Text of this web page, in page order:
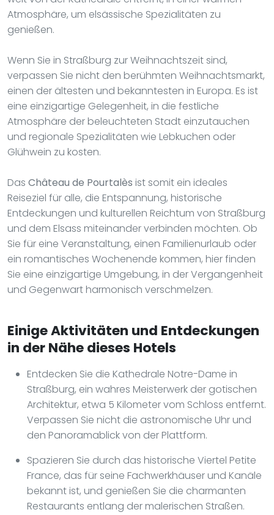
Atmosphäre, um elsässische Spezialitäten zu
genießen.
Wenn Sie in Straßburg zur Weihnachtszeit sind,
verpassen Sie nicht den berühmten Weihnachtsmarkt,
einen der ältesten und bekanntesten in Europa. Es ist
eine einzigartige Gelegenheit, in die festliche
Atmosphäre der beleuchteten Stadt einzutauchen
und regionale Spezialitäten wie Lebkuchen oder
Glühwein zu kosten.
Das Château de Pourtalès ist somit ein ideales
Reiseziel für alle, die Entspannung, historische
Entdeckungen und kulturellen Reichtum von Straßburg
und dem Elsass miteinander verbinden möchten. Ob
Sie für eine Veranstaltung, einen Familienurlaub oder
ein romantisches Wochenende kommen, hier finden
Sie eine einzigartige Umgebung, in der Vergangenheit
und Gegenwart harmonisch verschmelzen.
Einige Aktivitäten und Entdeckungen
in der Nähe dieses Hotels
Entdecken Sie die Kathedrale Notre-Dame in
Straßburg, ein wahres Meisterwerk der gotischen
Architektur, etwa 5 Kilometer vom Schloss entfernt.
Verpassen Sie nicht die astronomische Uhr und
den Panoramablick von der Plattform.
Spazieren Sie durch das historische Viertel Petite
France, das für seine Fachwerkhäuser und Kanäle
bekannt ist, und genießen Sie die charmanten
Restaurants entlang der malerischen Straßen.